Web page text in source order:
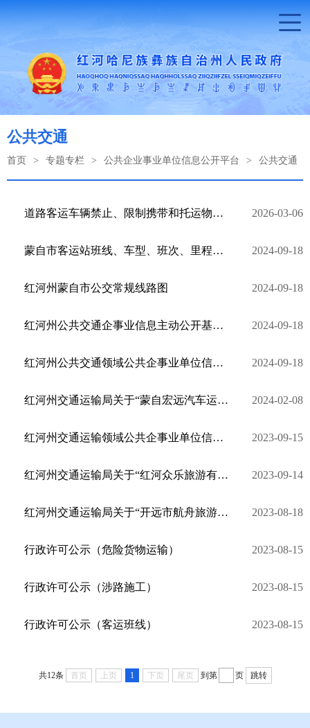
公共交通
首页 > 专题专栏 > 公共企业事业单位信息公开平台 > 公共交通
道路客运车辆禁止、限制携带和托运物品目录 2026-03-06
蒙自市客运站班线、车型、班次、里程、时间、票价表 2024-09-18
红河州蒙自市公交常规线路图 2024-09-18
红河州公共交通企事业信息主动公开基本目录 2024-09-18
红河州公共交通领域公共企事业单位信息公开适用主体清单 2024-09-18
红河州交通运输局关于“蒙自宏远汽车运输有限公司”申请省际和省内包车客运经营许可公示 2024-02-08
红河州交通运输领域公共企事业单位信息公开适用主体清单 2023-09-15
红河州交通运输局关于“红河众乐旅游有限公司”申请省际和省内包车客运经营许可公示 2023-09-14
红河州交通运输局关于“开远市航舟旅游客运有限公司”申请新增省际和省内包车客运许可公示 2023-08-18
行政许可公示（危险货物运输） 2023-08-15
行政许可公示（涉路施工） 2023-08-15
行政许可公示（客运班线） 2023-08-15
共12条 首页 上页 1 下页 尾页 到第 页 跳转